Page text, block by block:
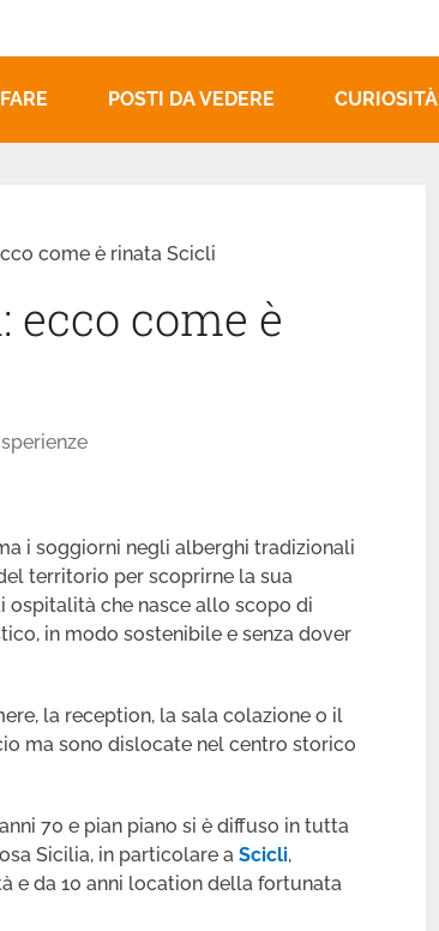
POSTI DA VEDERE CURIOSITÀ
come è rinata Scicli
come è
i soggiorni negli alberghi tradizionali
territorio per scoprirne la sua
ospitalità che nasce allo scopo di
in modo sostenibile e senza dover
la reception, la sala colazione o il
ma sono dislocate nel centro storico
70 e pian piano si è diffuso in tutta
Sicilia, in particolare a Scicli,
e da 10 anni location della fortunata